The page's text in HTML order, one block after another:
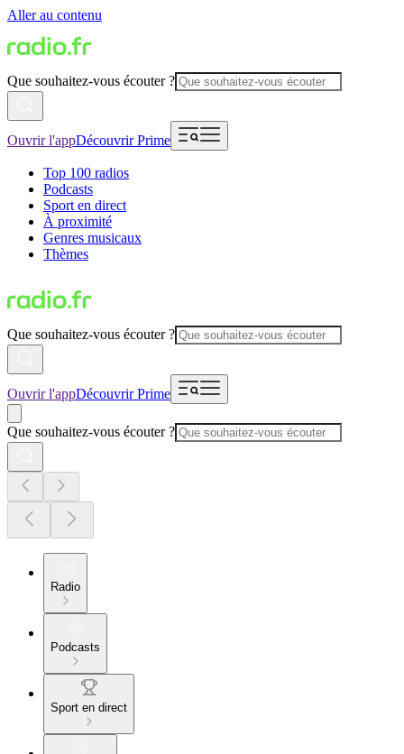
Aller au contenu
Que souhaitez-vous écouter ?
Ouvrir l'appDécouvrir Prime
Top 100 radios
Podcasts
Sport en direct
À proximité
Genres musicaux
Thèmes
Que souhaitez-vous écouter ?
Ouvrir l'appDécouvrir Prime
Que souhaitez-vous écouter ?
Radio
Podcasts
Sport en direct